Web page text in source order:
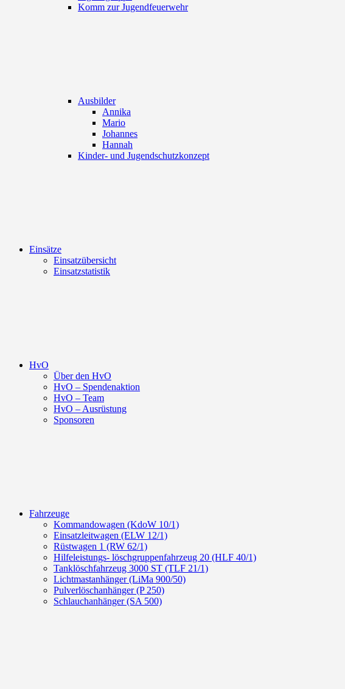
Komm zur Jugendfeuerwehr
Ausbilder
Annika
Mario
Johannes
Hannah
Kinder- und Jugendschutzkonzept
Einsätze
Einsatzübersicht
Einsatzstatistik
HvO
Über den HvO
HvO – Spendenaktion
HvO – Team
HvO – Ausrüstung
Sponsoren
Fahrzeuge
Kommandowagen (KdoW 10/1)
Einsatzleitwagen (ELW 12/1)
Rüstwagen 1 (RW 62/1)
Hilfeleistungs- löschgruppenfahrzeug 20 (HLF 40/1)
Tanklöschfahrzeug 3000 ST (TLF 21/1)
Lichtmastanhänger (LiMa 900/50)
Pulverlöschanhänger (P 250)
Schlauchanhänger (SA 500)